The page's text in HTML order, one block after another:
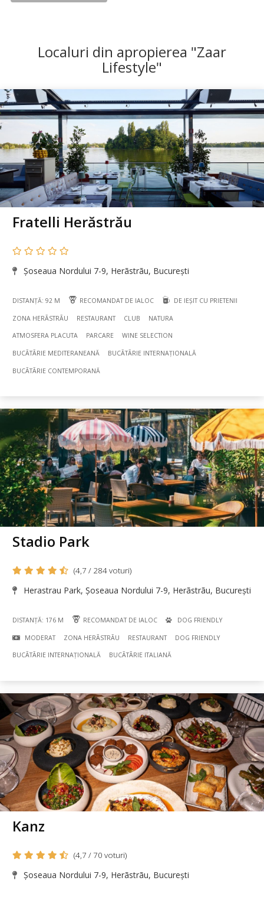
Localuri din apropierea "Zaar
Lifestyle"
Fratelli Herăstrău
Șoseaua Nordului 7-9, Herãstrãu, București
DISTANȚĂ: 92 M RECOMANDAT DE IALOC DE IEȘIT CU PRIETENII
ZONA HERÃSTRÃU RESTAURANT CLUB NATURA
ATMOSFERA PLACUTA PARCARE WINE SELECTION
BUCÃTÃRIE MEDITERANEANĂ BUCÃTÃRIE INTERNAȚIONALĂ
BUCÃTÃRIE CONTEMPORANĂ
Stadio Park
(4,7 / 284 voturi)
Herastrau Park, Șoseaua Nordului 7-9, Herãstrãu, București
DISTANȚĂ: 176 M RECOMANDAT DE IALOC DOG FRIENDLY
MODERAT ZONA HERÃSTRÃU RESTAURANT DOG FRIENDLY
BUCÃTÃRIE INTERNAȚIONALĂ BUCÃTÃRIE ITALIANĂ
Kanz
(4,7 / 70 voturi)
Șoseaua Nordului 7-9, Herãstrãu, București